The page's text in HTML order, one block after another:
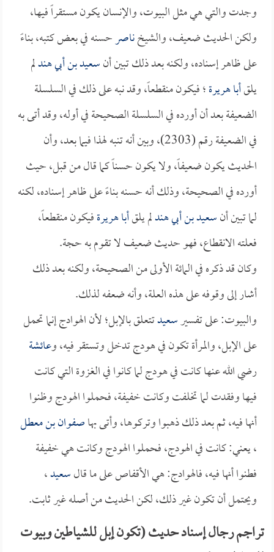
وجدت والتي هي مثل البيوت، والإنسان يكون مستقراً فيها،
ولكن الحديث ضعيف، والشيخناصرحسنه في بعض كتبه، بناءً
على ظاهر إسناده، ولكنه بعد ذلك تبين أنسعيد بن أبي هندلم
يلقأبا هريرة؛ فيكون منقطعاً، وقد نبه على ذلك في السلسلة
الضعيفة بعد أن أورده في السلسلة الصحيحة في أوله، وقد أتى به
في الضعيفة رقم (2303)، وبين أنه تنبه لهذا فيما بعد، وأن
الحديث يكون ضعيفاً، ولا يكون حسناً كما قال من قبل، حيث
أورده في الصحيحة، وذلك أنه حسنه بناءً على ظاهر إسناده، لكنه
لما تبين أنسعيد بن أبي هندلم يلقأبا هريرةفيكون منقطعاً،
فعلته الانقطاع، فهو حديث ضعيف لا تقوم به حجة.
وكان قد ذكره في المائة الأولى من الصحيحة، ولكنه بعد ذلك
أشار إلى وقوفه على هذه العلة، وأنه ضعفه لذلك.
والبيوت: على تفسيرسعيدتتعلق بالإبل؛ لأن الهوادج إنما تحمل
على الإبل، والمرأة تكون في هودج تدخل وتستقر فيه، وعائشة
رضي الله عنها كانت في هودج لما كانوا في الغزوة التي كانت
فيها وفقدت لما تخلفت وكانت خفيفة، فحملوا الهودج وظنوا
أنها فيه، ثم بعد ذلك ذهبوا وتركوها، وأتى بهاصفوان بن معطل
، يعني: كانت في الهودج، فحملوا الهودج وكانت هي خفيفة
فطنوا أنها فيه، فالهوادج: هي الأقفاص على ما قالسعيد،
ويحتمل أن تكون غير ذلك، لكن الحديث من أصله غير ثابت.
تراجم رجال إسناد حديث (تكون إبل للشياطين وبيوت